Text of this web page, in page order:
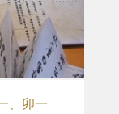
、卯一